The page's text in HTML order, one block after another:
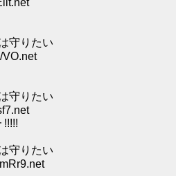
守りたい
VO.net
守りたい
守りたい